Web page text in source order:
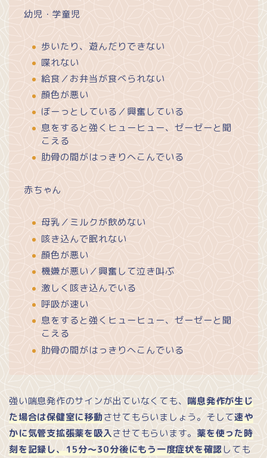
幼児・学童児
歩いたり、遊んだりできない
喋れない
給食／お弁当が食べられない
顔色が悪い
ぼーっとしている／興奮している
息をすると強くヒューヒュー、ゼーゼーと聞
こえる
肋骨の間がはっきりへこんでいる
赤ちゃん
母乳／ミルクが飲めない
咳き込んで眠れない
顔色が悪い
機嫌が悪い／興奮して泣き叫ぶ
激しく咳き込んでいる
呼吸が速い
息をすると強くヒューヒュー、ゼーゼーと聞
こえる
肋骨の間がはっきりへこんでいる
強い喘息発作のサインが出ていなくても、 喘息発作が生じ
た場合は保健室に移動させてもらいましょう。そして速や
かに気管支拡張薬を吸入させてもらいます。 薬を使った時
刻を記録し、15分～30分後にもう一度症状を確認しても